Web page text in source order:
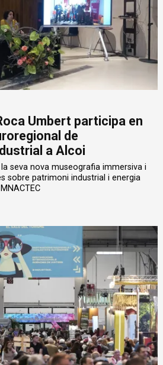
Umbert participa en
de
a Alcoi
la seva nova museografia immersiva i
sobre patrimoni industrial i energia